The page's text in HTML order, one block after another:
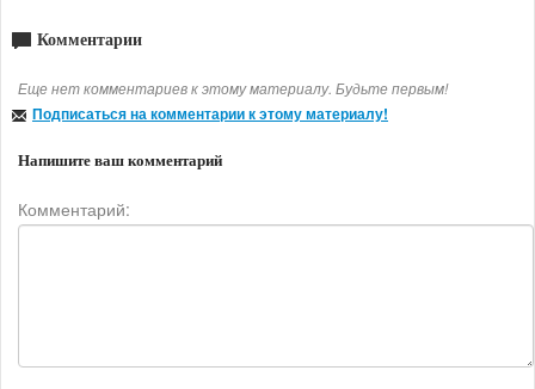
Комментарии
Еще нет комментариев к этому материалу. Будьте первым!
Подписаться на комментарии к этому материалу!
Напишите ваш комментарий
Комментарий: